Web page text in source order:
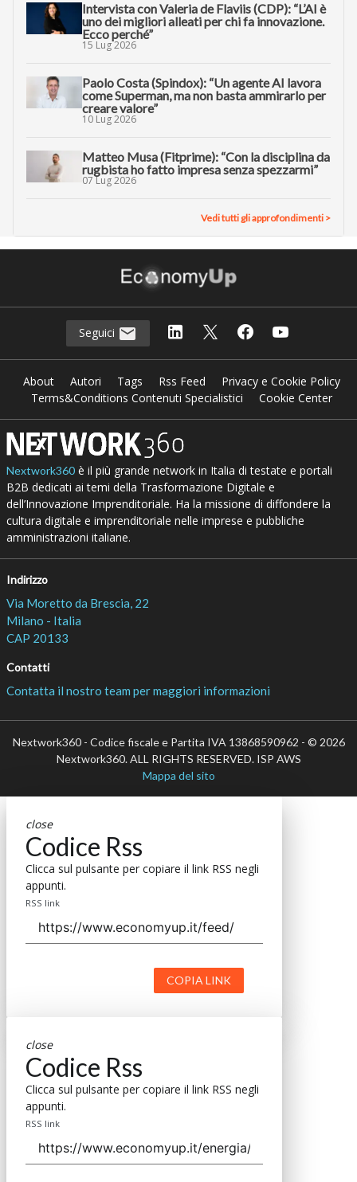
Intervista con Valeria de Flaviis (CDP): “L’AI è
uno dei migliori alleati per chi fa innovazione.
Ecco perché”
15 Lug 2026
Paolo Costa (Spindox): “Un agente AI lavora
come Superman, ma non basta ammirarlo per
creare valore”
10 Lug 2026
Matteo Musa (Fitprime): “Con la disciplina da
rugbista ho fatto impresa senza spezzarmi”
07 Lug 2026
Vedi tutti gli approfondimenti >
Seguici
About Autori Tags Rss Feed
Privacy e Cookie Policy
Terms&Conditions Contenuti Specialistici
Cookie Center
Nextwork360è il più grande network in Italia di testate e portali
B2B dedicati ai temi della Trasformazione Digitale e
dell’Innovazione Imprenditoriale. Ha la missione di diffondere la
cultura digitale e imprenditoriale nelle imprese e pubbliche
amministrazioni italiane.
Indirizzo
Via Moretto da Brescia, 22
Milano - Italia
CAP 20133
Contatti
Contatta il nostro team per maggiori informazioni
Nextwork360 - Codice fiscale e Partita IVA 13868590962 - © 2026
Nextwork360. ALL RIGHTS RESERVED. ISP AWS
Mappa del sito
close
Codice Rss
Clicca sul pulsante per copiare il link RSS negli
appunti.
RSS link
COPIA LINK
close
Codice Rss
Clicca sul pulsante per copiare il link RSS negli
appunti.
RSS link